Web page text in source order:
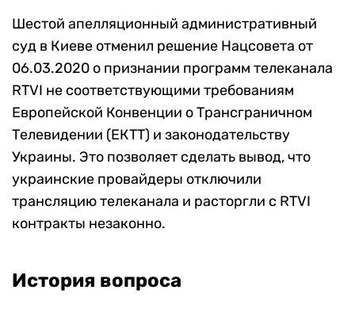
Шестой апелляционный административный
суд в Киеве отменил решение Нацсовета от
06.03.2020 о признании программ телеканала
RTVI не соответствующими требованиям
Европейской Конвенции о Трансграничном
Телевидении (ЕКТТ) и законодательству
Украины. Это позволяет сделать вывод, что
украинские провайдеры отключили
трансляцию телеканала и расторгли с RTVI
контракты незаконно.
История вопроса